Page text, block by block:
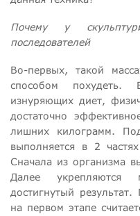
Почему у
последователей
Во-первых, такой
способом
изнуряющих диет,
достаточно
лишних килограмм.
выполняется в 2
Сначала из организма
Далее укрепляются
достигнутый
на первом этапе